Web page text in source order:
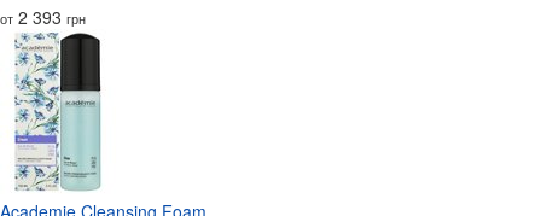
от 2 393 грн
Academie Cleansing Foam